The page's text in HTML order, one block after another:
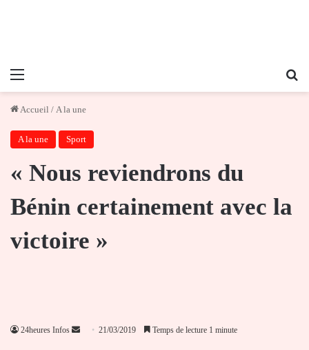
Menu
Accueil / A la une
A la une Sport
« Nous reviendrons du
Bénin certainement avec la
victoire »
24heures Infos
Envoyer21/03/2019 Temps de lecture 1 minute